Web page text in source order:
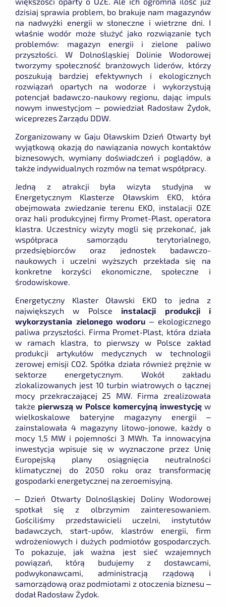
dzisiaj sprawia problem, bo brakuje nam magazynów
na nadwyżki energii w słoneczne i wietrzne dni. I
właśnie wodór może służyć jako rozwiązanie tych
problemów: magazyn energii i zielone paliwo
przyszłości. W Dolnośląskiej Dolinie Wodorowej
tworzymy społeczność branżowych liderów, którzy
poszukują bardziej efektywnych i ekologicznych
rozwiązań opartych na wodorze i wykorzystują
potencjał badawczo-naukowy regionu, dając impuls
nowym inwestycjom – powiedział Radosław Żydok,
wiceprezes Zarządu DDW.
Zorganizowany w Gaju Oławskim Dzień Otwarty był
wyjątkową okazją do nawiązania nowych kontaktów
biznesowych, wymiany doświadczeń i poglądów, a
także indywidualnych rozmów na temat współpracy.
Jedną z atrakcji była wizyta studyjna w
Energetycznym Klasterze Oławskim EKO, która
obejmowała zwiedzanie terenu EKO, instalacji OZE
oraz hali produkcyjnej firmy Promet-Plast, operatora
klastra. Uczestnicy wizyty mogli się przekonać, jak
współpraca samorządu terytorialnego,
przedsiębiorców oraz jednostek badawczo-
naukowych i uczelni wyższych przekłada się na
konkretne korzyści ekonomiczne, społeczne i
środowiskowe.
Energetyczny Klaster Oławski EKO to jedna z
największych w Polsce instalacji produkcji i
wykorzystania zielonego wodoru – ekologicznego
paliwa przyszłości. Firma Promet-Plast, która działa
w ramach klastra, to pierwszy w Polsce zakład
produkcji artykułów medycznych w technologii
zerowej emisji CO2. Spółka działa również prężnie w
sektorze energetycznym. Wokół zakładu
zlokalizowanych jest 10 turbin wiatrowych o łącznej
mocy przekraczającej 25 MW. Firma zrealizowała
także pierwszą w Polsce komercyjną inwestycję w
wielkoskalowe bateryjne magazyny energii –
zainstalowała 4 magazyny litowo-jonowe, każdy o
mocy 1,5 MW i pojemności 3 MWh. Ta innowacyjna
inwestycja wpisuje się w wyznaczone przez Unię
Europejską plany osiągnięcia neutralności
klimatycznej do 2050 roku oraz transformację
gospodarki energetycznej na zeroemisyjną.
– Dzień
Otwarty Dolnośląskiej Doliny Wodorowej
spotkał się z olbrzymim zainteresowaniem.
Gościliśmy przedstawicieli uczelni, instytutów
badawczych, start-upów, klastrów energii, firm
wdrożeniowych i dużych podmiotów gospodarczych.
To pokazuje, jak ważna jest sieć wzajemnych
powiązań, którą budujemy z dostawcami,
podwykonawcami, administracją rządową i
samorządową oraz podmiotami z otoczenia biznesu –
dodał Radosław Żydok.